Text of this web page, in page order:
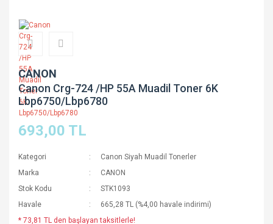
CANON
Canon Crg-724 /HP 55A Muadil Toner 6K
Lbp6750/Lbp6780
693,00 TL
Kategori
Canon Siyah Muadil Tonerler
Marka
CANON
Stok Kodu
STK1093
Havale
665,28 TL (%4,00 havale indirimi)
* 73,81 TL den başlayan taksitlerle!